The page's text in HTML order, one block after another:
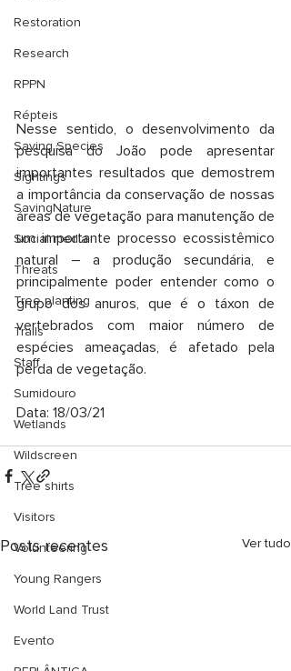
Restoration
Research
RPPN
Répteis
Saving Species
Sightings
SavingNature
Social media
Threats
Tree planting
Trails
Staff
Sumidouro
Wetlands
Wildscreen
Tree shirts
Visitors
Volunteering
Young Rangers
World Land Trust
Evento
Nesse sentido, o desenvolvimento da
pesquisa do João pode apresentar
importantes resultados que demostrem
a importância da conservação de nossas
áreas de vegetação para manutenção de
um importante processo ecossistêmico
natural – a produção secundária, e
principalmente poder entender como o
grupo dos anuros, que é o táxon de
vertebrados com maior número de
espécies ameaçadas, é afetado pela
perda de vegetação.
Data: 18/03/21
Posts recentes Ver tudo